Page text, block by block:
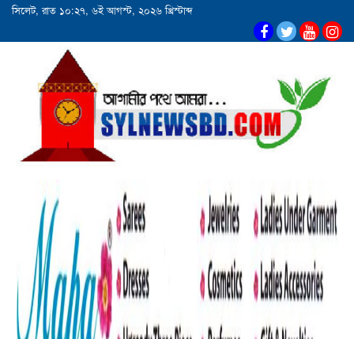
সিলেট, রাত ১০:২৭, ৬ই আগস্ট, ২০২৬ খ্রিস্টাব্দ